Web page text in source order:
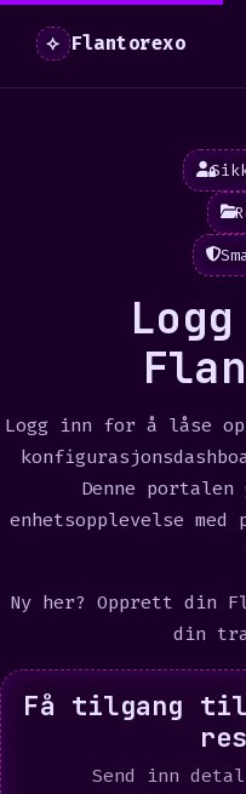
⟡ Flantorexo
Logg inn for å låse
Denne
enhetsopplevelse
Ny her? Opprett din
din
Få tilgang til
Send inn